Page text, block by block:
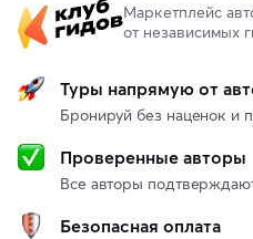
Маркетплейс
от независимых
Туры напрямую от
Бронируй без наценок и
Проверенные авторы
Все авторы
Безопасная оплата